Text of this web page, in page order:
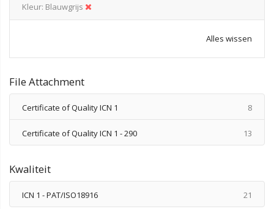
Kleur Blauwgrijs
Alles wissen
File Attachment
Certificate of Quality ICN 1 8
Certificate of Quality ICN 1 - 290 13
Kwaliteit
ICN 1 - PAT/ISO18916 21